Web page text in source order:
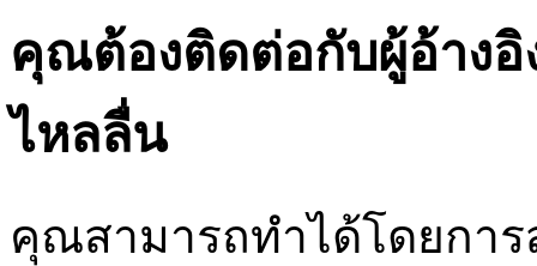
คุณต้องติดต่อกับผู้อ้างอิ
ไหลลื่น
คุณสามารถทำได้โดยกา